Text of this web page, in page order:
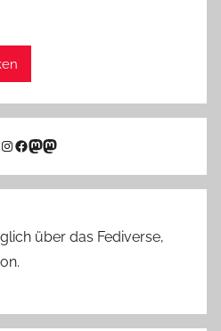
Instagram
Facebook
Link zu Mastodon
Mastodon
über das Fediverse,